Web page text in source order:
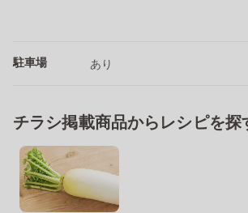
駐車場 あり
チラシ掲載商品からレシピを探